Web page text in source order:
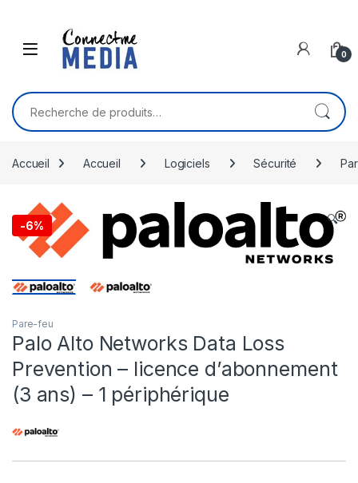
0
Recherche pour :
Accueil Accueil Logiciels Sécurité
-6% 🔍
Pare-feu
Palo Alto Networks Data Loss
Prevention – licence d’abonnement
(3 ans) – 1 périphérique